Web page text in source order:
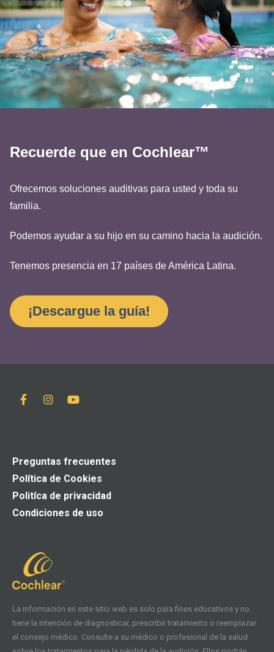
Recuerde que en Cochlear™
Ofrecemos soluciones auditivas para usted y toda su
familia.
Podemos ayudar a su hijo en su camino hacia la audición.
Tenemos presencia en 17 países de América Latina.
¡Descargue la guía!
La información en este sitio web es solo para fines educativos y no
tiene la intención de diagnosticar, prescribir tratamiento o reemplazar
el consejo médico. Consulte a su médico o profesional de la salud
Preguntas frecuentes
Política de Cookies
Politíca de privacidad
Condiciones de uso